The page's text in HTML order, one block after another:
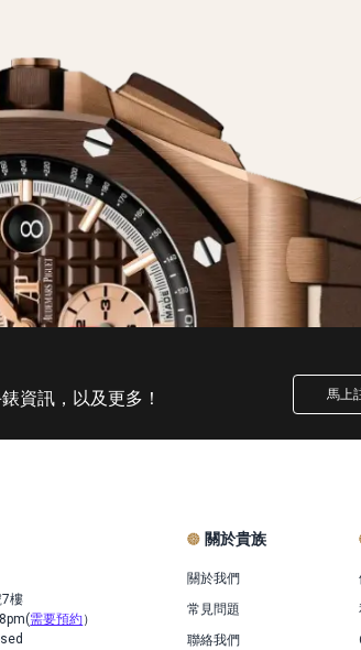
資訊，以及更多！ 馬上
樓
需要預約）
關於貴族
關於我們
常見問題
聯絡我們